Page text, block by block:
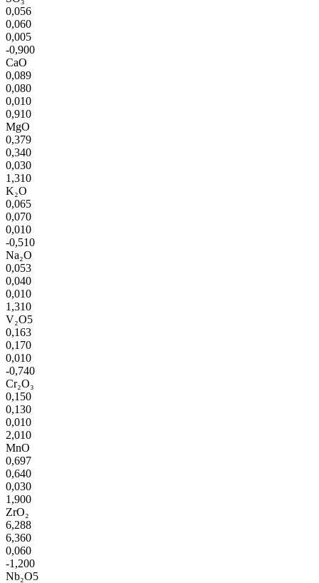
0,056
0,060
0,005
-0,900
CaO
0,089
0,080
0,010
0,910
MgO
0,379
0,340
0,030
1,310
K₂O
0,065
0,070
0,010
-0,510
Na₂O
0,053
0,040
0,010
1,310
V₂O5
0,163
0,170
0,010
-0,740
Cr₂O₃
0,150
0,130
0,010
2,010
MnO
0,697
0,640
0,030
1,900
ZrO₂
6,288
6,360
0,060
-1,200
Nb₂O5